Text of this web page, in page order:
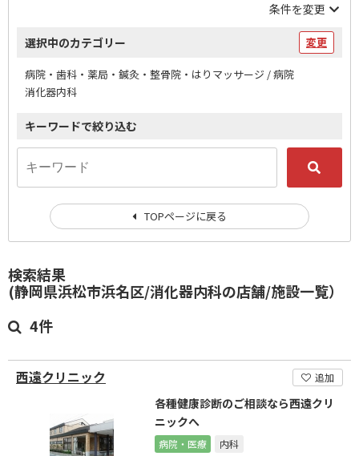
検索結果
(静岡県浜松市浜名区/消化器内科の店舗/施設一覧）
4件
西遠クリニック 追加
各種健康診断のご相談なら西遠クリ
ニックへ
病院・医療 内科
条件を変更
選択中のカテゴリー 変更
病院・歯科・薬局・鍼灸・整骨院・はりマッサージ / 病院
消化器内科
キーワードで絞り込む
TOPページに戻る